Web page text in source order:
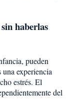
haberlas
pueden
experiencia
estrés. El
del